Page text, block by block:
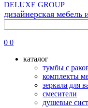
DELUXE GROUP
дизайнерская мебель
0 0
каталог
тумбы с
комплекты
зеркала для
смесители
душевые